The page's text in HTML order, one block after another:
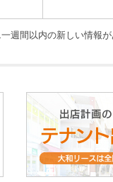
…一週間以内の新しい情報